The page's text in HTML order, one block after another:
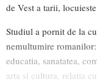
de Vest a tarii,
Studiul a pornit de la
nemultumire
educatia, sanatatea,
arta si cultura, relatia